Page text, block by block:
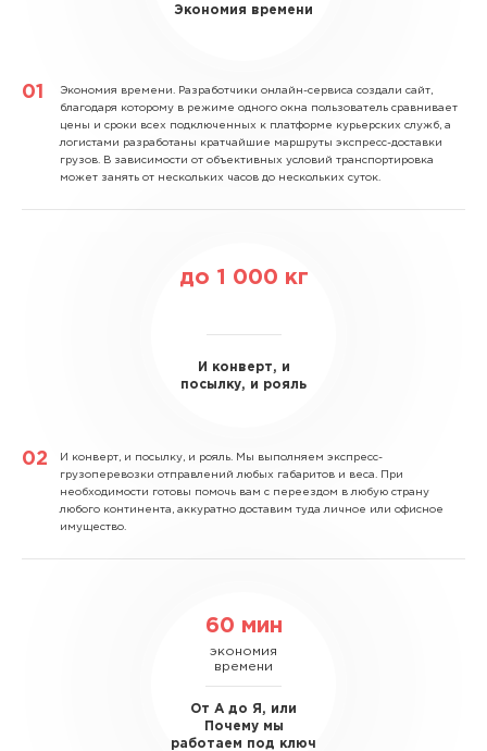
Экономия времени
Экономия времени. Разработчики онлайн-сервиса создали сайт,
благодаря которому в режиме одного окна пользователь сравнивает
цены и сроки всех подключенных к платформе курьерских служб, а
логистами разработаны кратчайшие маршруты экспресс-доставки
грузов. В зависимости от объективных условий транспортировка
может занять от нескольких часов до нескольких суток.
до 1 000 кг
И конверт, и
посылку, и рояль
И конверт, и посылку, и рояль. Мы выполняем экспресс-
грузоперевозки отправлений любых габаритов и веса. При
необходимости готовы помочь вам с переездом в любую страну
любого континента, аккуратно доставим туда личное или офисное
имущество.
60 мин
экономия
времени
От А до Я, или
Почему мы
работаем под ключ